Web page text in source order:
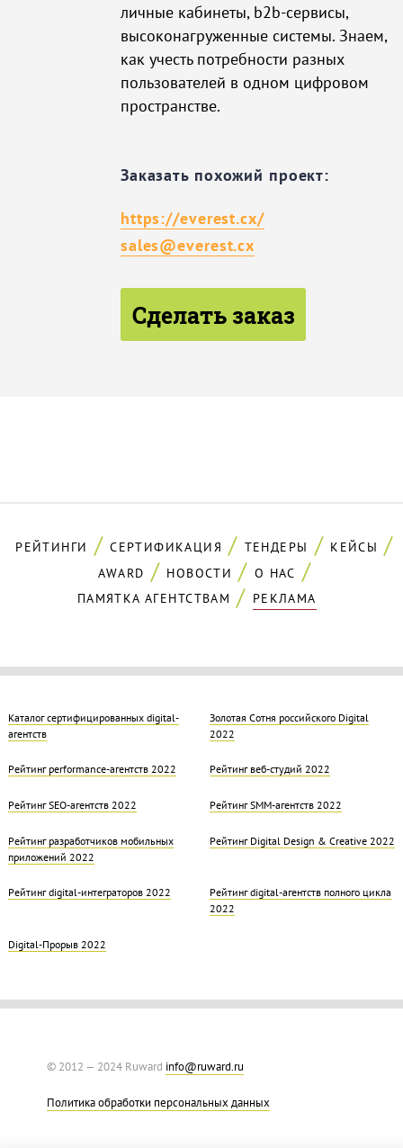
личные кабинеты, b2b-сервисы,
высоконагруженные системы. Знаем,
как учесть потребности разных
пользователей в одном цифровом
пространстве.
Заказать похожий проект:
https://everest.cx/
sales@everest.cx
Сделать заказ
РЕЙТИНГИ СЕРТИФИКАЦИЯ ТЕНДЕРЫ
КЕЙСЫ
AWARD
НОВОСТИ
О НАС
ПАМЯТКА АГЕНТСТВАМ
РЕКЛАМА
Каталог сертифицированных digital-
агентств
Золотая Cотня российского Digital
2022
Рейтинг performance-агентств 2022 Рейтинг веб-студий 2022
Рейтинг SEO-агентств 2022 Рейтинг SMM-агентств 2022
Рейтинг разработчиков мобильных
приложений 2022
Рейтинг Digital Design & Creative 2022
Рейтинг digital-интеграторов 2022
Рейтинг digital-агентств полного цикла
2022
Digital-Прорыв 2022
© 2012 — 2024 Ruward info@ruward.ru
Политика обработки персональных данных